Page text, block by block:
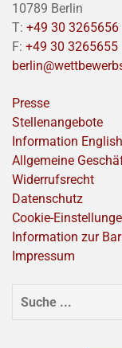
10789 Berlin
T: +49 30 3265656
F: +49 30 3265655
Presse
Stellenangebote
Information
Allgemeine
Widerrufsrecht
Datenschutz
Cookie-
Information zur
Impressum
SUCHEN